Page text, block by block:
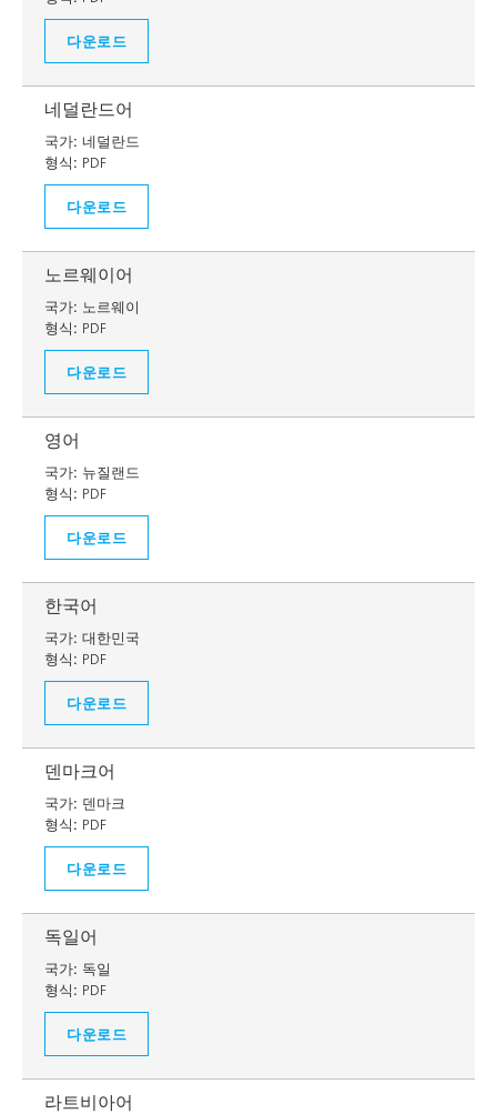
다운로드
네덜란드어
국가: 네덜란드
형식: PDF
다운로드
노르웨이어
국가: 노르웨이
형식: PDF
다운로드
영어
국가: 뉴질랜드
형식: PDF
다운로드
한국어
국가: 대한민국
형식: PDF
다운로드
덴마크어
국가: 덴마크
형식: PDF
다운로드
독일어
국가: 독일
형식: PDF
다운로드
라트비아어